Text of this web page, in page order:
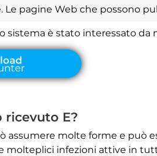
Le pagine Web che possono
sistema è stato interessato da
ricevuto E?
assumere molte forme e può
molteplici infezioni attive in